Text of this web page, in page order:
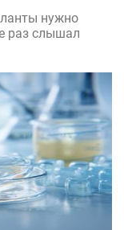
нужно
раз слышал